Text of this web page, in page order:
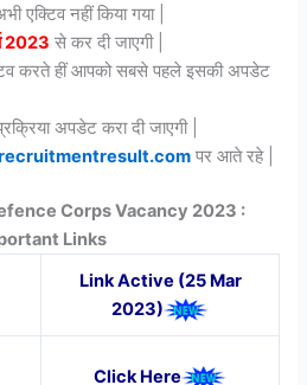
नहीं किया गया |
2023 से कर दी जाएगी |
करते हीं आपको सबसे पहले इसकी अपडेट
अपडेट करा दी जाएगी |
पर आते रहे |
Corps Vacancy 2023 :
Links
Link Active (25 Mar
2023)
Click Here